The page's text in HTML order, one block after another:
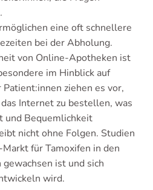
eine oft schnellere
bei der Abholung.
von Online-Apotheken ist
im Hinblick auf
ziehen es vor,
Internet zu bestellen, was
und Bequemlichkeit
nicht ohne Folgen. Studien
für Tamoxifen in den
ist und sich
wird.